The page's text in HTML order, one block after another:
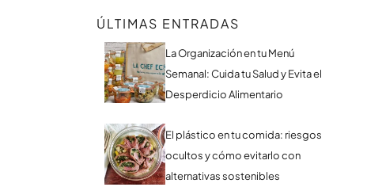
ÚLTIMAS ENTRADAS
La Organización en tu Menú
Semanal: Cuida tu Salud y Evita el
Desperdicio Alimentario
El plástico en tu comida: riesgos
ocultos y cómo evitarlo con
alternativas sostenibles